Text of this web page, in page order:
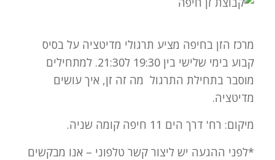
מרכז הזן בחיפה מציע תרגולי מדיטציה על בסיס
קבוע בימי שלישי בין 19:30 ל21:30. למתחילים
מוסבר בתחילת התרגול מה זה זן, איך עושים
מדיטציה.
מיקום: רח' דרך הים 11 חיפה קומה שניה.
*לפני ההגעה יש ליצור קשר טלפוני – אנו מבקשים